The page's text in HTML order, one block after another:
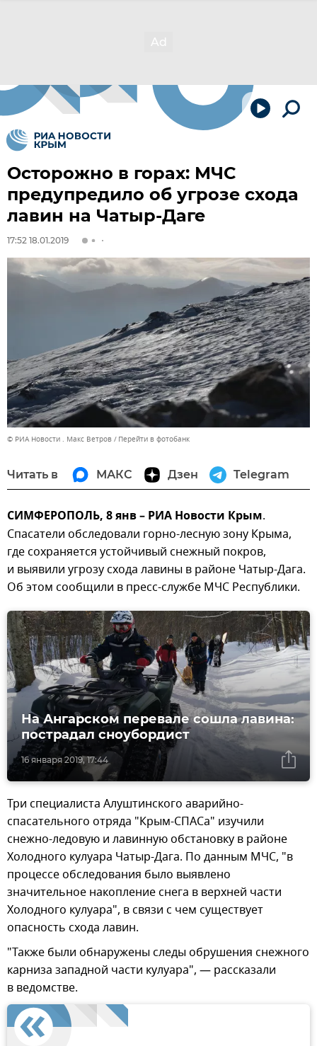
Осторожно в горах: МЧС
предупредило об угрозе схода
лавин на Чатыр-Даге
17:52 18.01.2019
© РИА Новости . Макс Ветров Перейти в фотобанк
Читать в МАКС Дзен Telegram
СИМФЕРОПОЛЬ, 8 янв – РИА Новости Крым.
Спасатели обследовали горно-лесную зону Крыма,
где сохраняется устойчивый снежный покров,
и выявили угрозу схода лавины в районе Чатыр-Дага.
Об этом сообщили в пресс-службе МЧС Республики.
16 января 2019, 17:44
На Ангарском перевале сошла лавина:
пострадал сноубордист
Три специалиста Алуштинского аварийно-
спасательного отряда "Крым-СПАСа" изучили
снежно-ледовую и лавинную обстановку в районе
Холодного кулуара Чатыр-Дага. По данным МЧС, "в
процессе обследования было выявлено
значительное накопление снега в верхней части
Холодного кулуара", в связи с чем существует
опасность схода лавин.
"Также были обнаружены следы обрушения снежного
карниза западной части кулуара", — рассказали
в ведомстве.